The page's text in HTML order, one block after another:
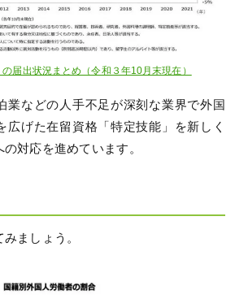
の届出状況まとめ（令和３年10月末現在）
業などの人手不足が深刻な業界で外国
広げた在留資格「特定技能」を新しく
対応を進めています。
ましょう。